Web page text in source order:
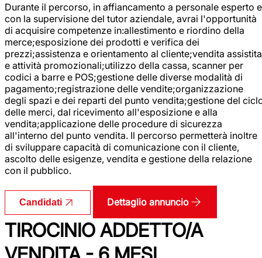
Durante il percorso, in affiancamento a personale esperto e
con la supervisione del tutor aziendale, avrai l'opportunità
di acquisire competenze in:allestimento e riordino della
merce;esposizione dei prodotti e verifica dei
prezzi;assistenza e orientamento al cliente;vendita assistita
e attività promozionali;utilizzo della cassa, scanner per
codici a barre e POS;gestione delle diverse modalità di
pagamento;registrazione delle vendite;organizzazione
degli spazi e dei reparti del punto vendita;gestione del
delle merci, dal ricevimento all'esposizione e alla
vendita;applicazione delle procedure di sicurezza
all'interno del punto vendita. Il percorso permetterà inoltre
di sviluppare capacità di comunicazione con il cliente,
ascolto delle esigenze, vendita e gestione della relazione
con il pubblico.
Candidati Dettaglio annuncio
TIROCINIO ADDETTO/A